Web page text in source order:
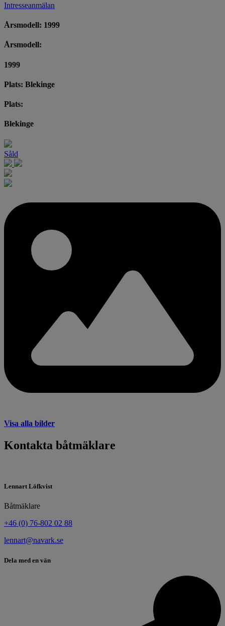
Intresseanmälan
Årsmodell: 1999
Årsmodell:
1999
Plats: Blekinge
Plats:
Blekinge
Såld
Visa alla bilder
Kontakta båtmäklare
Lennart Löfkvist
Båtmäklare
+46 (0) 76-802 02 88
lennart@navark.se
Dela med en vän